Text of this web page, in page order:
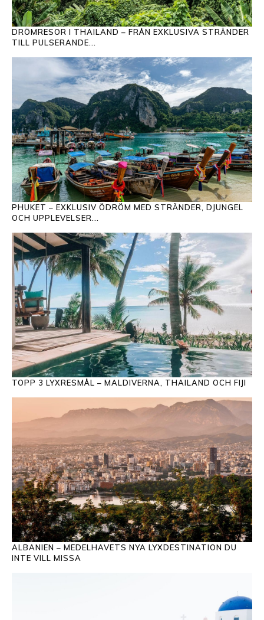
DRÖMRESOR I THAILAND – FRÅN EXKLUSIVA STRÄNDER
TILL PULSERANDE...
PHUKET – EXKLUSIV ÖDRÖM MED STRÄNDER, DJUNGEL
OCH UPPLEVELSER...
TOPP 3 LYXRESMÅL – MALDIVERNA, THAILAND OCH FIJI
ALBANIEN – MEDELHAVETS NYA LYXDESTINATION DU
INTE VILL MISSA